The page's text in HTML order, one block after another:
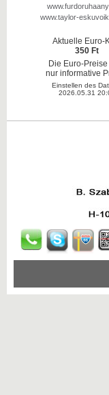
www.taylor-
Aktuelle Euro-
350 Ft
Die Euro-Preise
nur informative
Einstellen des
2026.05.31